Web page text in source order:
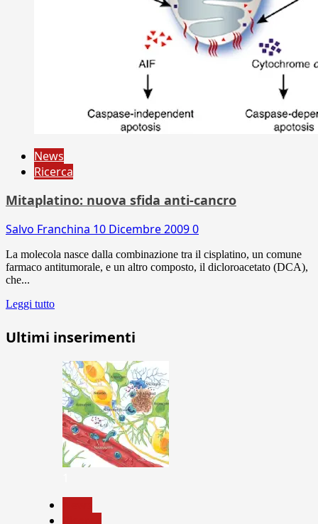
News
Ricerca
Mitaplatino: nuova sfida anti-cancro
Salvo Franchina 10 Dicembre 20090
La molecola nasce dalla combinazione tra il cisplatino, un comune
farmaco antitumorale, e un altro composto, il dicloroacetato (DCA),
che...
Leggi tutto
Ultimi inserimenti